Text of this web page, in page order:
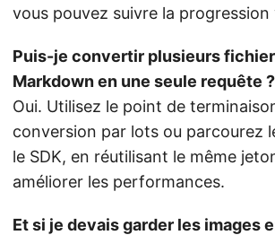
vous pouvez suivre la progression
Puis-je convertir plusieurs
Markdown en une seule requête ?
Oui. Utilisez le point de
conversion par lots ou parcourez
le SDK, en réutilisant le même
améliorer les performances.
Et si je devais garder les images